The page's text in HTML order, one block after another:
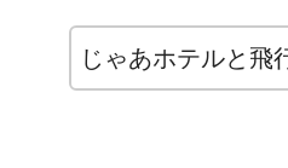
じゃあホテルと飛